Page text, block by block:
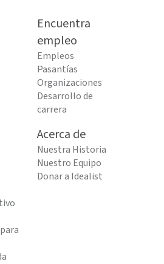
Encuentra
empleo
Empleos
Pasantías
Organizaciones
Desarrollo de
carrera
Acerca de
Nuestra Historia
Nuestro Equipo
Donar a Idealist